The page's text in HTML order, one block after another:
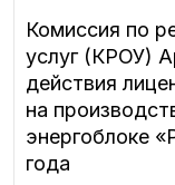
Комиссия по
услуг (КРОУ)
действия
на
энергоблоке
года